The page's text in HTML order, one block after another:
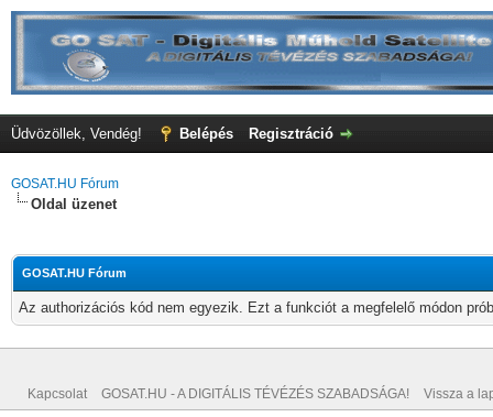
Üdvözöllek, Vendég! Belépés Regisztráció
GOSAT.HU Fórum
Oldal üzenet
GOSAT.HU Fórum
Az authorizációs kód nem egyezik. Ezt a funkciót a megfelelő módon
Kapcsolat GOSAT.HU - A DIGITÁLIS TÉVÉZÉS SZABADSÁGA! Vissza a